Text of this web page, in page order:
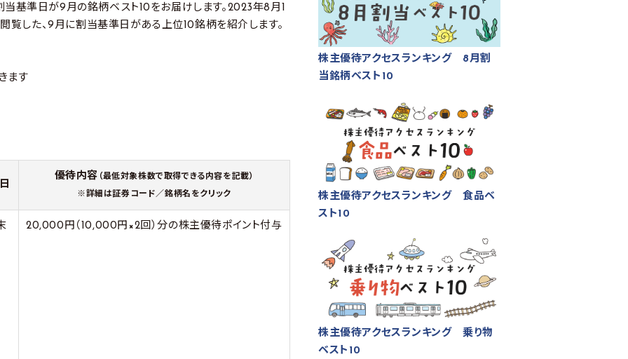
当基準日が9月の銘柄ベスト10をお届けします。2023年8月1
覧した、9月に割当基準日がある上位10銘柄を紹介します。
ます
優待内容 （最低対象株数で取得できる内容を記載）
※詳細は証券コード／銘柄名をクリック
20,000円（10,000円×2回）分の株主優待ポイント付与
株主優待アクセスランキング 8月割
当銘柄ベスト10
株主優待アクセスランキング 食品ベ
スト10
株主優待アクセスランキング 乗り物
ベスト10